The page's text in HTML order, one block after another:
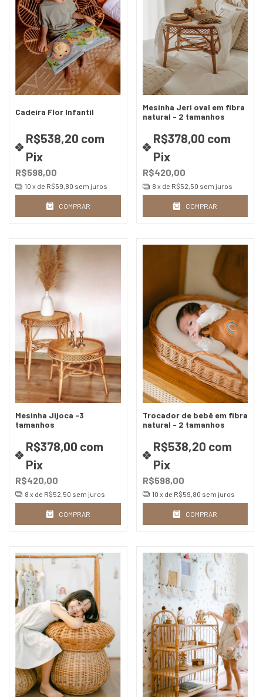
Cadeira Flor Infantil
R$598,00
R$538,20 com
Pix
10 x de R$59,80 sem juros
COMPRAR
Mesinha Jeri oval em fibra
natural - 2 tamanhos
R$420,00
R$378,00 com
Pix
8 x de R$52,50 sem juros
COMPRAR
Mesinha Jijoca -3
tamanhos
R$420,00
R$378,00 com
Pix
8 x de R$52,50 sem juros
COMPRAR
Trocador de bebê em fibra
natural - 2 tamanhos
R$598,00
R$538,20 com
Pix
10 x de R$59,80 sem juros
COMPRAR